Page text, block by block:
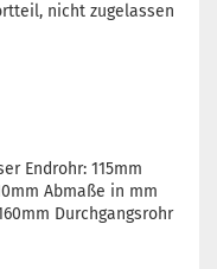
nicht zugelassen
Endrohr: 115mm
Abmaße in mm
Durchgangsrohr